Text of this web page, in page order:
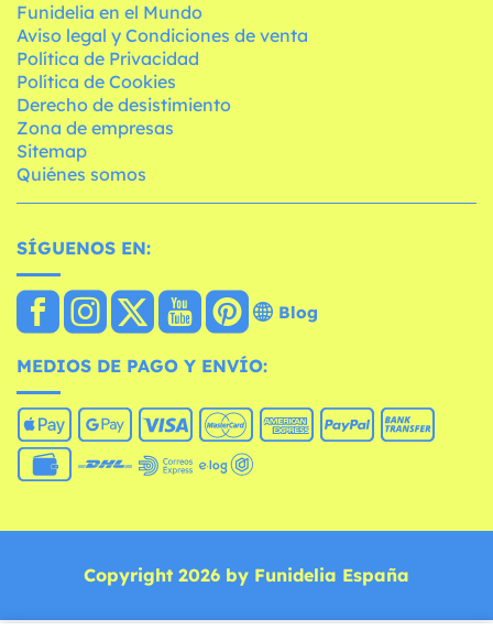
Funidelia en el Mundo
Aviso legal y Condiciones de venta
Política de Privacidad
Política de Cookies
Derecho de desistimiento
Zona de empresas
Sitemap
Quiénes somos
SÍGUENOS EN:
Blog
MEDIOS DE PAGO Y ENVÍO:
Copyright 2026 by Funidelia España